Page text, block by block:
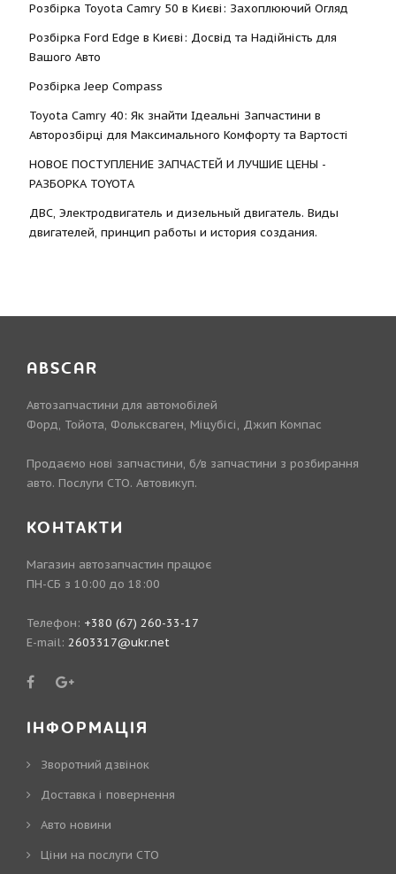
Розбірка Toyota Camry 50 в Києві: Захоплюючий Огляд
Розбірка Ford Edge в Києві: Досвід та Надійність для
Вашого Авто
Розбірка Jeep Compass
Toyota Camry 40: Як знайти Ідеальні Запчастини в
Авторозбірці для Максимального Комфорту та Вартості
НОВОЕ ПОСТУПЛЕНИЕ ЗАПЧАСТЕЙ И ЛУЧШИЕ ЦЕНЫ -
РАЗБОРКА TOYOTА
ДВС, Электродвигатель и дизельный двигатель. Виды
двигателей, принцип работы и история создания.
ABSCAR
Автозапчастини для автомобілей
Форд, Тойота, Фольксваген, Міцубісі, Джип Компас
Продаємо нові запчастини, б/в запчастини з розбирання
авто. Послуги СТО. Автовикуп.
КОНТАКТИ
Магазин автозапчастин працює
ПН-СБ з 10:00 до 18:00
Телефон: +380 (67) 260-33-17
E-mail: 2603317@ukr.net
ІНФОРМАЦІЯ
Зворотний дзвінок
Доставка і повернення
Авто новини
Ціни на послуги СТО